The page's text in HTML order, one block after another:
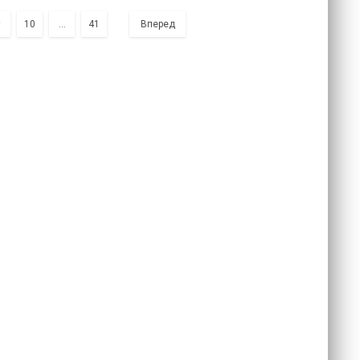
10 ... 41 Вперед